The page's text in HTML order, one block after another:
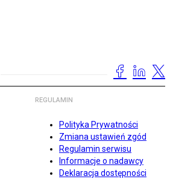
REGULAMIN
Polityka Prywatności
Zmiana ustawień zgód
Regulamin serwisu
Informacje o nadawcy
Deklaracja dostępności